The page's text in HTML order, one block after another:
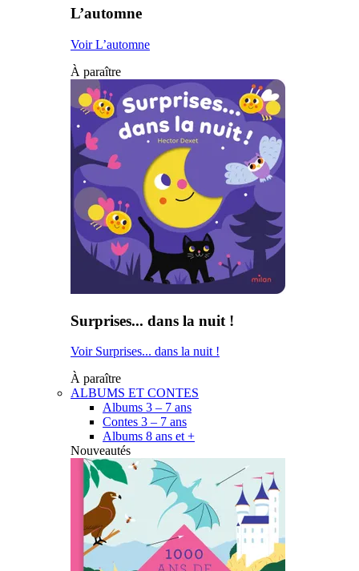
L’automne
Voir L’automne
À paraître
Surprises... dans la nuit !
Voir Surprises... dans la nuit !
À paraître
ALBUMS ET CONTES
Albums 3 – 7 ans
Contes 3 – 7 ans
Albums 8 ans et +
Nouveautés